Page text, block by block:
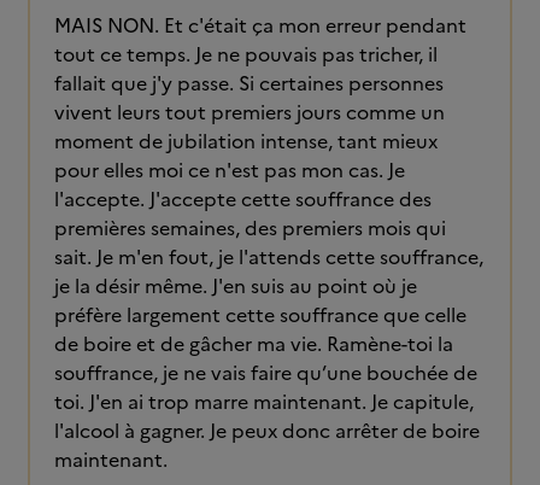
MAIS NON. Et c'était ça mon erreur pendant
tout ce temps. Je ne pouvais pas tricher, il
fallait que j'y passe. Si certaines personnes
vivent leurs tout premiers jours comme un
moment de jubilation intense, tant mieux
pour elles moi ce n'est pas mon cas. Je
l'accepte. J'accepte cette souffrance des
premières semaines, des premiers mois qui
sait. Je m'en fout, je l'attends cette souffrance,
je la désir même. J'en suis au point où je
préfère largement cette souffrance que celle
de boire et de gâcher ma vie. Ramène-toi la
souffrance, je ne vais faire qu’une bouchée de
toi. J'en ai trop marre maintenant. Je capitule,
l'alcool à gagner. Je peux donc arrêter de boire
maintenant.